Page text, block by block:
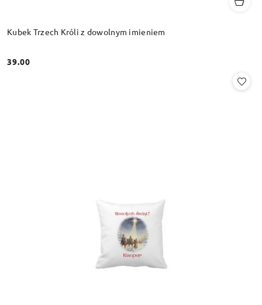
Kubek Trzech Króli z dowolnym imieniem
Cena:
39.00